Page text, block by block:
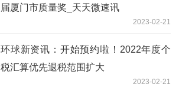
届厦门市质量奖_天天微速讯
2023-02-21
环球新资讯：开始预约啦！2022年度个
税汇算优先退税范围扩大
2023-02-21